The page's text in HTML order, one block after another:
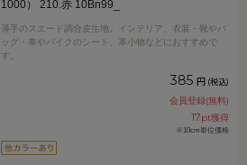
1000） 210.赤 10Bn99_
薄手のスエード調合皮生地。インテリア、衣装・靴やバ
ッグ・車やバイクのシート、革小物などにおすすめで
す。
385 円 (税込)
会員登録(無料)
17pt獲得
※10cm単位価格